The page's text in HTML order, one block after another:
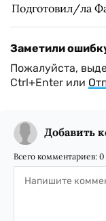
Подготовил/ла
Заметили
Пожалуйста,
Ctrl+Enter или
Добавить
Всего комментариев: 0